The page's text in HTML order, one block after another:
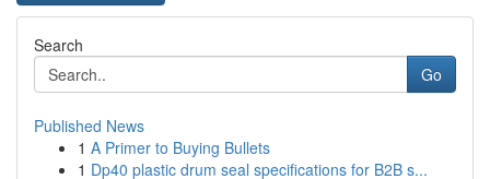
Search
Go
Published News
1 A Primer to Buying Bullets
1 Dp40 plastic drum seal specifications for B2B s...